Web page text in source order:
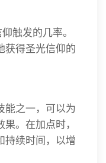
触发的几率。
获得圣光信仰的
能之一，可以为
。在加点时，
持续时间，以增